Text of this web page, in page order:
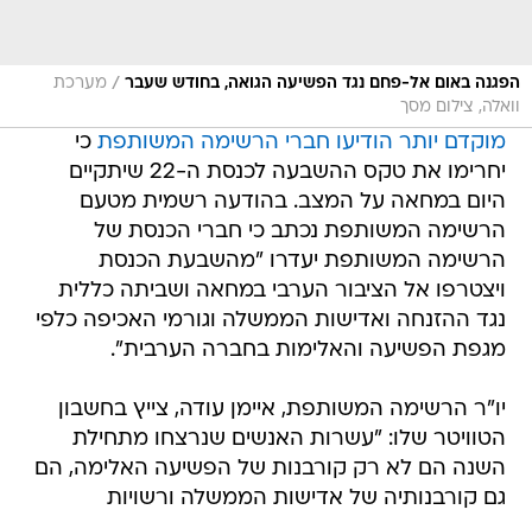
הפגנה באום אל-פחם נגד הפשיעה הגואה, בחודש שעבר / מערכת
וואלה, צילום מסך
מוקדם יותר הודיעו חברי הרשימה המשותפת כי
יחרימו את טקס ההשבעה לכנסת ה-22 שיתקיים
היום במחאה על המצב. בהודעה רשמית מטעם
הרשימה המשותפת נכתב כי חברי הכנסת של
הרשימה המשותפת יעדרו "מהשבעת הכנסת
ויצטרפו אל הציבור הערבי במחאה ושביתה כללית
נגד ההזנחה ואדישות הממשלה וגורמי האכיפה כלפי
מגפת הפשיעה והאלימות בחברה הערבית".
יו"ר הרשימה המשותפת, איימן עודה, צייץ בחשבון
הטוויטר שלו: "עשרות האנשים שנרצחו מתחילת
השנה הם לא רק קורבנות של הפשיעה האלימה, הם
גם קורבנותיה של אדישות הממשלה ורשויות